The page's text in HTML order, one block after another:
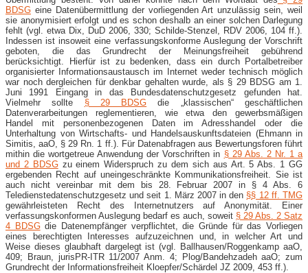
BDSG eine Datenübermittlung der vorliegenden Art unzulässig sein, weil
sie anonymisiert erfolgt und es schon deshalb an einer solchen Darlegung
fehlt (vgl. etwa Dix, DuD 2006, 330; Schilde-​Stenzel, RDV 2006, 104 ff.).
Indessen ist insoweit eine verfassungskonforme Auslegung der Vorschrift
geboten, die das Grundrecht der Meinungsfreiheit gebührend
berücksichtigt. Hierfür ist zu bedenken, dass ein durch Portalbetreiber
organisierter Informationsaustausch im Internet weder technisch möglich
war noch dergleichen für denkbar gehalten wurde, als § 29 BDSG am 1.
Juni 1991 Eingang in das Bundesdatenschutzgesetz gefunden hat.
Vielmehr sollte § 29 BDSG die „klassischen“ geschäftlichen
Datenverarbeitungen reglementieren, wie etwa den gewerbsmäßigen
Handel mit personenbezogenen Daten im Adresshandel oder die
Unterhaltung von Wirtschafts- und Handelsauskunftsdateien (Ehmann in
Simitis, aaO, § 29 Rn. 1 ff.). Für Datenabfragen aus Bewertungsforen führt
mithin die wortgetreue Anwendung der Vorschriften in § 29 Abs. 2 Nr. 1 a
und 2 BDSGzu einem Widerspruch zu dem sich aus Art. 5 Abs. 1 GG
ergebenden Recht auf uneingeschränkte Kommunikationsfreiheit. Sie ist
auch nicht vereinbar mit dem bis 28. Februar 2007 in § 4 Abs. 6
Teledienstedatenschutzgesetz und seit 1. März 2007 in den §§ 12 ff. TMG
gewährleisteten Recht des Internetnutzers auf Anonymität. Einer
verfassungskonformen Auslegung bedarf es auch, soweit § 29 Abs. 2 Satz
4 BDSGdie Datenempfänger verpflichtet, die Gründe für das Vorliegen
eines berechtigten Interesses aufzuzeichnen und, in welcher Art und
Weise dieses glaubhaft dargelegt ist (vgl. Ballhausen/Roggenkamp aaO,
409; Braun, jurisPR-​ITR 11/2007 Anm. 4; Plog/Bandehzadeh aaO; zum
Grundrecht der Informationsfreiheit Kloepfer/Schärdel JZ 2009, 453 ff.).